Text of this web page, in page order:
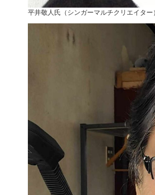
平井敬人氏（シンガーマルチクリエイタ